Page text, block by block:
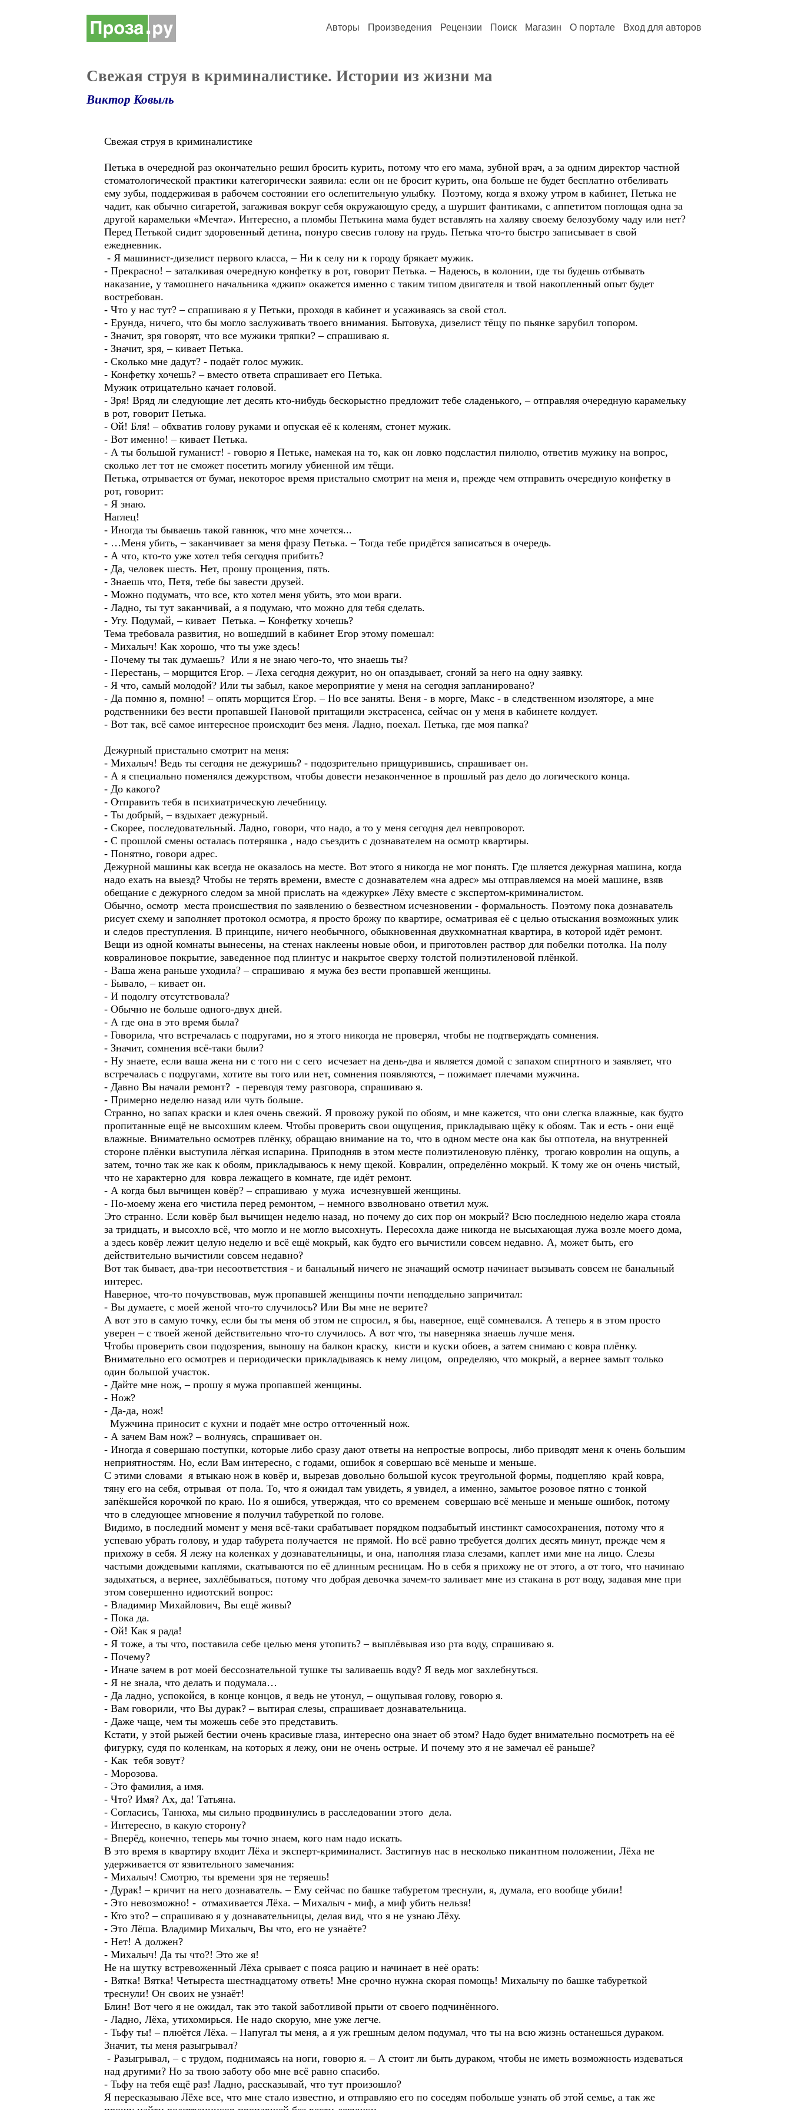
Авторы Произведения Рецензии Поиск Магазин О портале Вход для авторов
Свежая струя в криминалистике. Истории из жизни ма
Виктор Ковыль
Свежая струя в криминалистике
Петька в очередной раз окончательно решил бросить курить, потому что его мама, зубной врач, а за одним директор частной
стоматологической практики категорически заявила: если он не бросит курить, она больше не будет бесплатно отбеливать
ему зубы, поддерживая в рабочем состоянии его ослепительную улыбку. Поэтому, когда я вхожу утром в кабинет, Петька не
чадит, как обычно сигаретой, загаживая вокруг себя окружающую среду, а шуршит фантиками, с аппетитом поглощая одна за
другой карамельки «Мечта». Интересно, а пломбы Петькина мама будет вставлять на халяву своему белозубому чаду или нет?
Перед Петькой сидит здоровенный детина, понуро свесив голову на грудь. Петька что-то быстро записывает в свой
ежедневник.
- Я машинист-дизелист первого класса, – Ни к селу ни к городу брякает мужик.
- Прекрасно! – заталкивая очередную конфетку в рот, говорит Петька. – Надеюсь, в колонии, где ты будешь отбывать
наказание, у тамошнего начальника «джип» окажется именно с таким типом двигателя и твой накопленный опыт будет
востребован.
- Что у нас тут? – спрашиваю я у Петьки, проходя в кабинет и усаживаясь за свой стол.
- Ерунда, ничего, что бы могло заслуживать твоего внимания. Бытовуха, дизелист тёщу по пьянке зарубил топором.
- Значит, зря говорят, что все мужики тряпки? – спрашиваю я.
- Значит, зря, – кивает Петька.
- Сколько мне дадут? - подаёт голос мужик.
- Конфетку хочешь? – вместо ответа спрашивает его Петька.
Мужик отрицательно качает головой.
- Зря! Вряд ли следующие лет десять кто-нибудь бескорыстно предложит тебе сладенького, – отправляя очередную карамельку
в рот, говорит Петька.
- Ой! Бля! – обхватив голову руками и опуская её к коленям, стонет мужик.
- Вот именно! – кивает Петька.
- А ты большой гуманист! - говорю я Петьке, намекая на то, как он ловко подсластил пилюлю, ответив мужику на вопрос,
сколько лет тот не сможет посетить могилу убиенной им тёщи.
Петька, отрывается от бумаг, некоторое время пристально смотрит на меня и, прежде чем отправить очередную конфетку в
рот, говорит:
- Я знаю.
Наглец!
- Иногда ты бываешь такой гавнюк, что мне хочется...
- …Меня убить, – заканчивает за меня фразу Петька. – Тогда тебе придётся записаться в очередь.
- А что, кто-то уже хотел тебя сегодня прибить?
- Да, человек шесть. Нет, прошу прощения, пять.
- Знаешь что, Петя, тебе бы завести друзей.
- Можно подумать, что все, кто хотел меня убить, это мои враги.
- Ладно, ты тут заканчивай, а я подумаю, что можно для тебя сделать.
- Угу. Подумай, – кивает Петька. – Конфетку хочешь?
Тема требовала развития, но вошедший в кабинет Егор этому помешал:
- Михалыч! Как хорошо, что ты уже здесь!
- Почему ты так думаешь? Или я не знаю чего-то, что знаешь ты?
- Перестань, – морщится Егор. – Леха сегодня дежурит, но он опаздывает, сгоняй за него на одну заявку.
- Я что, самый молодой? Или ты забыл, какое мероприятие у меня на сегодня запланировано?
- Да помню я, помню! – опять морщится Егор. – Но все заняты. Веня - в морге, Макс - в следственном изоляторе, а мне
родственники без вести пропавшей Пановой притащили экстрасенса, сейчас он у меня в кабинете колдует.
- Вот так, всё самое интересное происходит без меня. Ладно, поехал. Петька, где моя папка?
Дежурный пристально смотрит на меня:
- Михалыч! Ведь ты сегодня не дежуришь? - подозрительно прищурившись, спрашивает он.
- А я специально поменялся дежурством, чтобы довести незаконченное в прошлый раз дело до логического конца.
- До какого?
- Отправить тебя в психиатрическую лечебницу.
- Ты добрый, – вздыхает дежурный.
- Скорее, последовательный. Ладно, говори, что надо, а то у меня сегодня дел невпроворот.
- С прошлой смены осталась потеряшка , надо съездить с дознавателем на осмотр квартиры.
- Понятно, говори адрес.
Дежурной машины как всегда не оказалось на месте. Вот этого я никогда не мог понять. Где шляется дежурная машина, когда
надо ехать на выезд? Чтобы не терять времени, вместе с дознавателем «на адрес» мы отправляемся на моей машине, взяв
обещание с дежурного следом за мной прислать на «дежурке» Лёху вместе с экспертом-криминалистом.
Обычно, осмотр места происшествия по заявлению о безвестном исчезновении - формальность. Поэтому пока дознаватель
рисует схему и заполняет протокол осмотра, я просто брожу по квартире, осматривая её с целью отыскания возможных улик
и следов преступления. В принципе, ничего необычного, обыкновенная двухкомнатная квартира, в которой идёт ремонт.
Вещи из одной комнаты вынесены, на стенах наклеены новые обои, и приготовлен раствор для побелки потолка. На полу
ковралиновое покрытие, заведенное под плинтус и накрытое сверху толстой полиэтиленовой плёнкой.
- Ваша жена раньше уходила? – спрашиваю я мужа без вести пропавшей женщины.
- Бывало, – кивает он.
- И подолгу отсутствовала?
- Обычно не больше одного-двух дней.
- А где она в это время была?
- Говорила, что встречалась с подругами, но я этого никогда не проверял, чтобы не подтверждать сомнения.
- Значит, сомнения всё-таки были?
- Ну знаете, если ваша жена ни с того ни с сего исчезает на день-два и является домой с запахом спиртного и заявляет, что
встречалась с подругами, хотите вы того или нет, сомнения появляются, – пожимает плечами мужчина.
- Давно Вы начали ремонт? - переводя тему разговора, спрашиваю я.
- Примерно неделю назад или чуть больше.
Странно, но запах краски и клея очень свежий. Я провожу рукой по обоям, и мне кажется, что они слегка влажные, как будто
пропитанные ещё не высохшим клеем. Чтобы проверить свои ощущения, прикладываю щёку к обоям. Так и есть - они ещё
влажные. Внимательно осмотрев плёнку, обращаю внимание на то, что в одном месте она как бы отпотела, на внутренней
стороне плёнки выступила лёгкая испарина. Приподняв в этом месте полиэтиленовую плёнку, трогаю ковролин на ощупь, а
затем, точно так же как к обоям, прикладываюсь к нему щекой. Ковралин, определённо мокрый. К тому же он очень чистый,
что не характерно для ковра лежащего в комнате, где идёт ремонт.
- А когда был вычищен ковёр? – спрашиваю у мужа исчезнувшей женщины.
- По-моему жена его чистила перед ремонтом, – немного взволновано ответил муж.
Это странно. Если ковёр был вычищен неделю назад, но почему до сих пор он мокрый? Всю последнюю неделю жара стояла
за тридцать, и высохло всё, что могло и не могло высохнуть. Пересохла даже никогда не высыхающая лужа возле моего дома,
а здесь ковёр лежит целую неделю и всё ещё мокрый, как будто его вычистили совсем недавно. А, может быть, его
действительно вычистили совсем недавно?
Вот так бывает, два-три несоответствия - и банальный ничего не значащий осмотр начинает вызывать совсем не банальный
интерес.
Наверное, что-то почувствовав, муж пропавшей женщины почти неподдельно запричитал:
- Вы думаете, с моей женой что-то случилось? Или Вы мне не верите?
А вот это в самую точку, если бы ты меня об этом не спросил, я бы, наверное, ещё сомневался. А теперь я в этом просто
уверен – с твоей женой действительно что-то случилось. А вот что, ты наверняка знаешь лучше меня.
Чтобы проверить свои подозрения, выношу на балкон краску, кисти и куски обоев, а затем снимаю с ковра плёнку.
Внимательно его осмотрев и периодически прикладываясь к нему лицом, определяю, что мокрый, а вернее замыт только
один большой участок.
- Дайте мне нож, – прошу я мужа пропавшей женщины.
- Нож?
- Да-да, нож!
Мужчина приносит с кухни и подаёт мне остро отточенный нож.
- А зачем Вам нож? – волнуясь, спрашивает он.
- Иногда я совершаю поступки, которые либо сразу дают ответы на непростые вопросы, либо приводят меня к очень большим
неприятностям. Но, если Вам интересно, с годами, ошибок я совершаю всё меньше и меньше.
С этими словами я втыкаю нож в ковёр и, вырезав довольно большой кусок треугольной формы, подцепляю край ковра,
тяну его на себя, отрывая от пола. То, что я ожидал там увидеть, я увидел, а именно, замытое розовое пятно с тонкой
запёкшейся корочкой по краю. Но я ошибся, утверждая, что со временем совершаю всё меньше и меньше ошибок, потому
что в следующее мгновение я получил табуреткой по голове.
Видимо, в последний момент у меня всё-таки срабатывает порядком подзабытый инстинкт самосохранения, потому что я
успеваю убрать голову, и удар табурета получается не прямой. Но всё равно требуется долгих десять минут, прежде чем я
прихожу в себя. Я лежу на коленках у дознавательницы, и она, наполняя глаза слезами, каплет ими мне на лицо. Слезы
частыми дождевыми каплями, скатываются по её длинным ресницам. Но в себя я прихожу не от этого, а от того, что начинаю
задыхаться, а вернее, захлёбываться, потому что добрая девочка зачем-то заливает мне из стакана в рот воду, задавая мне при
этом совершенно идиотский вопрос:
- Владимир Михайлович, Вы ещё живы?
- Пока да.
- Ой! Как я рада!
- Я тоже, а ты что, поставила себе целью меня утопить? – выплёвывая изо рта воду, спрашиваю я.
- Почему?
- Иначе зачем в рот моей бессознательной тушке ты заливаешь воду? Я ведь мог захлебнуться.
- Я не знала, что делать и подумала…
- Да ладно, успокойся, в конце концов, я ведь не утонул, – ощупывая голову, говорю я.
- Вам говорили, что Вы дурак? – вытирая слезы, спрашивает дознавательница.
- Даже чаще, чем ты можешь себе это представить.
Кстати, у этой рыжей бестии очень красивые глаза, интересно она знает об этом? Надо будет внимательно посмотреть на её
фигурку, судя по коленкам, на которых я лежу, они не очень острые. И почему это я не замечал её раньше?
- Как тебя зовут?
- Морозова.
- Это фамилия, а имя.
- Что? Имя? Ах, да! Татьяна.
- Согласись, Танюха, мы сильно продвинулись в расследовании этого дела.
- Интересно, в какую сторону?
- Вперёд, конечно, теперь мы точно знаем, кого нам надо искать.
В это время в квартиру входит Лёха и эксперт-криминалист. Застигнув нас в несколько пикантном положении, Лёха не
удерживается от язвительного замечания:
- Михалыч! Смотрю, ты времени зря не теряешь!
- Дурак! – кричит на него дознаватель. – Ему сейчас по башке табуретом треснули, я, думала, его вообще убили!
- Это невозможно! - отмахивается Лёха. – Михалыч - миф, а миф убить нельзя!
- Кто это? – спрашиваю я у дознавательницы, делая вид, что я не узнаю Лёху.
- Это Лёша. Владимир Михалыч, Вы что, его не узнаёте?
- Нет! А должен?
- Михалыч! Да ты что?! Это же я!
Не на шутку встревоженный Лёха срывает с пояса рацию и начинает в неё орать:
- Вятка! Вятка! Четыреста шестнадцатому ответь! Мне срочно нужна скорая помощь! Михалычу по башке табуреткой
треснули! Он своих не узнаёт!
Блин! Вот чего я не ожидал, так это такой заботливой прыти от своего подчинённого.
- Ладно, Лёха, утихомирься. Не надо скорую, мне уже легче.
- Тьфу ты! – плюётся Лёха. – Напугал ты меня, а я уж грешным делом подумал, что ты на всю жизнь останешься дураком.
Значит, ты меня разыгрывал?
- Разыгрывал, – с трудом, поднимаясь на ноги, говорю я. – А стоит ли быть дураком, чтобы не иметь возможность издеваться
над другими? Но за твою заботу обо мне всё равно спасибо.
- Тьфу на тебя ещё раз! Ладно, рассказывай, что тут произошло?
Я пересказываю Лёхе все, что мне стало известно, и отправляю его по соседям побольше узнать об этой семье, а так же